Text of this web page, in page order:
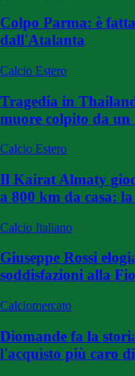
Colpo Parma: è
dall'Atalanta
Calcio Estero
Tragedia in
muore colpito da
Calcio Estero
Il Kairat Almaty
a 800 km da casa:
Calcio Italiano
Giuseppe Rossi
soddisfazioni alla
Calciomercato
Diomande fa la
l'acquisto più caro